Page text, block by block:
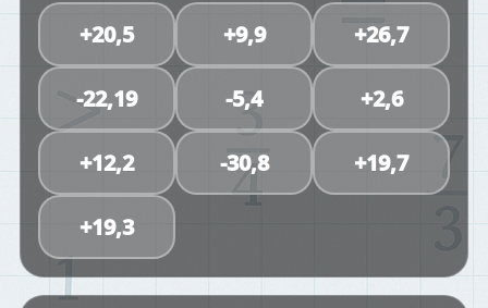
+20,5 +9,9 +26,7
-22,19 -5,4 +2,6
+12,2 -30,8 +19,7
+19,3